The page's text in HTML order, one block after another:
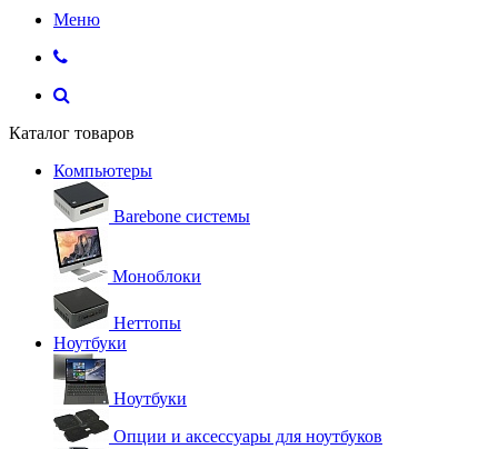
Меню
Каталог товаров
Компьютеры
Barebone системы
Моноблоки
Неттопы
Ноутбуки
Ноутбуки
Опции и аксессуары для ноутбуков